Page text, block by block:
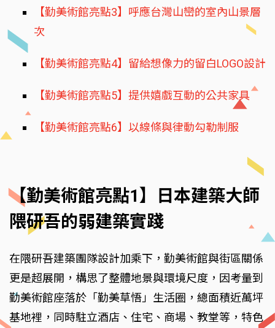
【勤美術館亮點3】呼應台灣山巒的室內山景層
次
【勤美術館亮點4】留給想像力的留白LOGO設計
【勤美術館亮點5】提供嬉戲互動的公共家具
【勤美術館亮點6】以線條與律動勾勒制服
【勤美術館亮點1】日本建築大師
隈研吾的弱建築實踐
在隈研吾建築團隊設計加乘下，勤美術館與街區關係
更是超展開，構思了整體地景與環境尺度，因考量到
勤美術館座落於「勤美草悟」生活圈，總面積近萬坪
基地裡，同時駐立酒店、住宅、商場、教堂等，特色